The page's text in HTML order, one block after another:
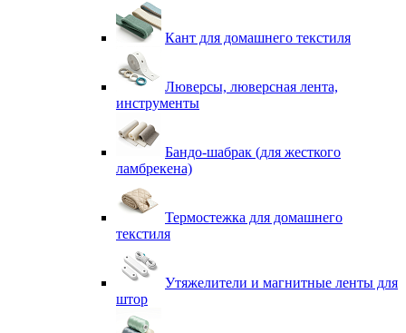
Кант для домашнего текстиля
Люверсы, люверсная лента,
инструменты
Бандо-шабрак (для жесткого
ламбрекена)
Термостежка для домашнего
текстиля
Утяжелители и магнитные ленты для
штор